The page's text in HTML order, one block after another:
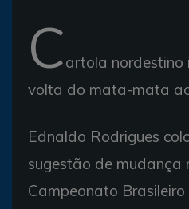
Cartola nordestino
volta do mata-mata
Ednaldo Rodrigues
sugestão de mudança
Campeonato Brasileiro